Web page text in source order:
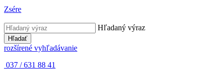
Zsére
Hľadaný výraz
Hľadať
rozšírené vyhľadávanie
037 / 631 88 41